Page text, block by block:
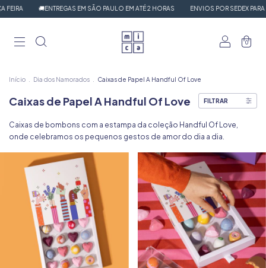
🚚ENTREGAS EM SÃO PAULO EM ATÉ 2 HORAS ENVIOS POR SEDEX PARA
0
Início Dia dos Namorados Caixas de Papel A Handful Of Love
Caixas de Papel A Handful Of Love FILTRAR
Caixas de bombons com a estampa da coleção Handful Of Love,
onde celebramos os pequenos gestos de amor do dia a dia.